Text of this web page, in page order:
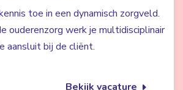
toe in een dynamisch zorgveld.
ouderenzorg werk je multidisciplinair
aansluit bij de cliënt.
Bekijk vacature